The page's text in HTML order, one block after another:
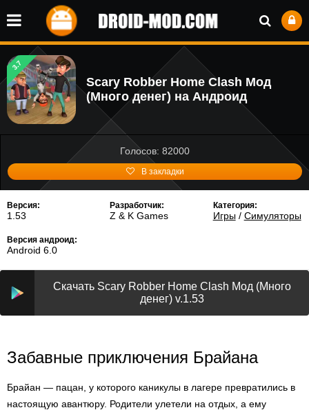
3.7
Scary Robber Home Clash Мод
(Много денег) на Андроид
Голосов: 82000
В закладки
Версия:
1.53
Разработчик:
Z & K Games
Категория:
Игры/ Симуляторы
Версия андроид:
Android 6.0
Скачать Scary Robber Home Clash Мод (Много
денег) v.1.53
Забавные приключения Брайана
Брайан — пацан, у которого каникулы в лагере превратились в
настоящую авантюру. Родители улетели на отдых, а ему